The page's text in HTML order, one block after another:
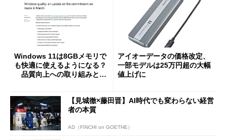
Windows 11は8GBメモリで
も快適に使えるようになる？
品質向上への取り組みと
アイオーデータの価格改定、
一部モデルは25万円超の大幅
値上げに
【見城徹×藤田晋】AI時代でも変わらない経営
者の本質
AD（FINCHI on GOETHE）